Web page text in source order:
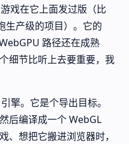
戏在它上面发过版（比
生产级的项目）。它的
路径还在成熟
细节比听上去要重要，我
擎。它是个导出目标。
后编译成一个 WebGL
、想把它搬进浏览器时，